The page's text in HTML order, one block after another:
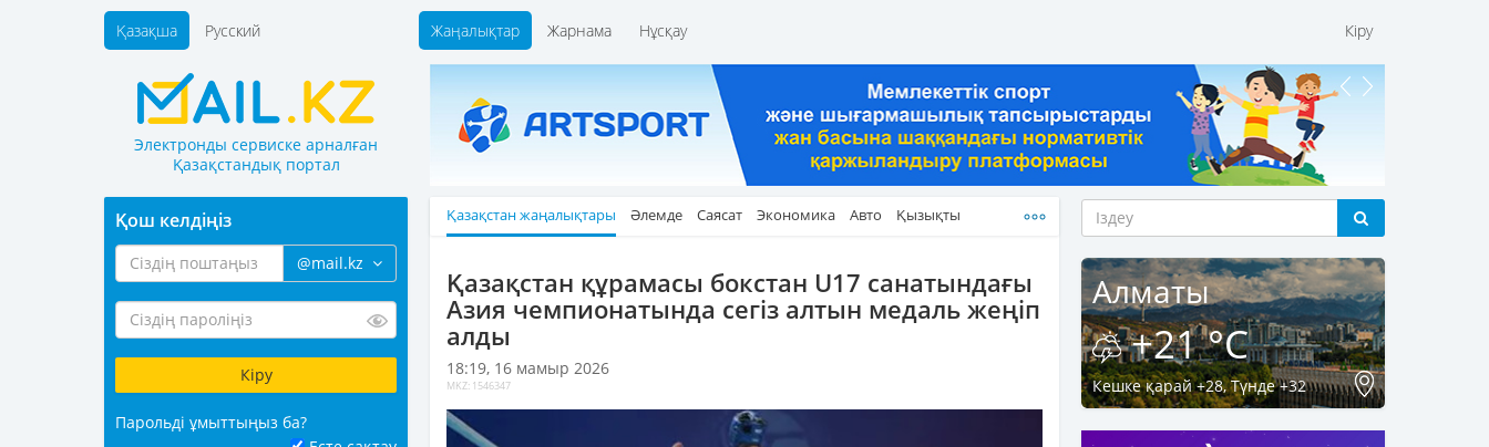
Жаңалықтар Жарнама Нұсқау Кіру
Қазақша Русский
Электронды сервиске арналған
Қазақстандық портал
Қазақстан жаңалықтары Әлемде Саясат Экономика Авто Қызықты
Қазақстан құрамасы бокстан U17 санатындағы
Азия чемпионатында сегіз алтын медаль жеңіп
алды
18:19, 16 мамыр 2026
MKZ: 1546347
Қош келдіңіз
@mail.kz
Парольді ұмыттыңыз ба?
Алматы
+21 °C
Кешке қарай +28, Түнде +32